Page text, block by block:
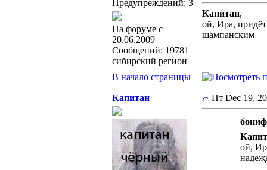
Предупреждений: 3
На форуме с
20.06.2009
Сообщений: 19781
сибирский регион
Капитан,
ой, Ира,
шампанским
В начало страницы
Капитан Пт Dec 19,
ой,